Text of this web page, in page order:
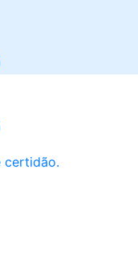
certidão.